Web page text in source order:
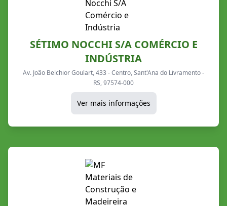
SÉTIMO NOCCHI S/A COMÉRCIO E
INDÚSTRIA
Av. João Belchior Goulart, 433 - Centro, Sant'Ana do Livramento -
RS, 97574-000
Ver mais informações